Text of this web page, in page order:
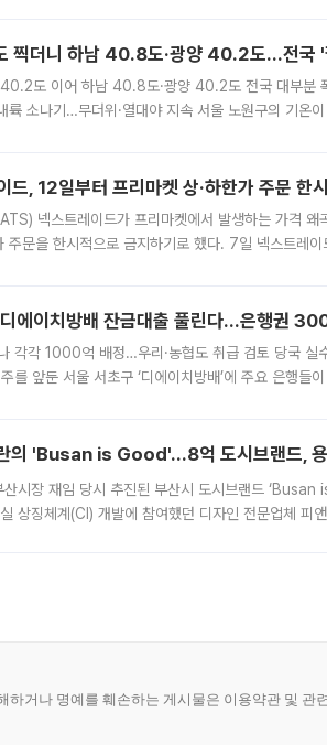
찍더니 하남 40.8도·광양 40.2도…전국 '
40.2도 이어 하남 40.8도·광양 40.2도 전국 대부분
륙 소나기…무더위·열대야 지속 서울 노원구의 기온
드, 12일부터 프리마켓 상·하한가 주문 한
넥스트레이드가 프리마켓에서 발생하는 가격
주문을 한시적으로 금지하기로 했다. 7일 넥스트레
에이치방배 잔금대출 풀린다…은행권
나 각각 1000억 배정…우리·농협도 취급 검토 당국
를 앞둔 서울 서초구 ‘디에이치방배’에 주요 은행
의 'Busan is Good'…8억 도시브랜드, 용
산시장 재임 당시 추진된 부산시 도시브랜드
상징체계(CI) 개발에 참여했던 디자인 전문업체 피